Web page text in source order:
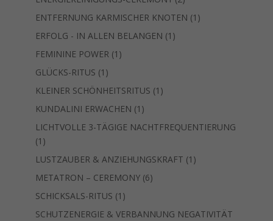
Produkte
ENTFERNUNG KARMISCHER KNOTEN 1 1
ERFOLG - IN ALLEN BELANGEN 1 1
FEMININE POWER 1 1
GLÜCKS-RITUS 1 1
Produkt
KLEINER SCHÖNHEITSRITUS 1 1
KUNDALINI ERWACHEN 1 1
Produkt
LICHTVOLLE 3-TÄGIGE NACHTFREQUENTIERUNG
1 1
Produkt
LUSTZAUBER & ANZIEHUNGSKRAFT 1 1
METATRON – CEREMONY 66
SCHICKSALS-RITUS 1 1
Produkt
SCHUTZENERGIE & VERBANNUNG NEGATIVITÄT